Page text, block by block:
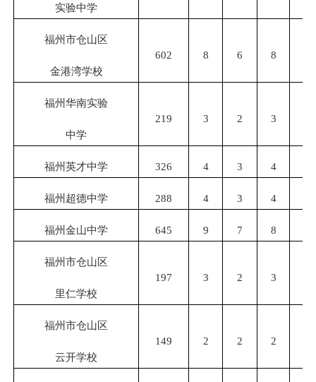
实验中学
福州市仓山区
金港湾学校
602 8 6 8
福州华南实验
中学
219 3 2 3
福州英才中学 326 4 3 4
福州超德中学 288 4 3 4
福州金山中学 645 9 7 8
福州市仓山区
里仁学校
197 3 2 3
福州市仓山区
云开学校
149 2 2 2